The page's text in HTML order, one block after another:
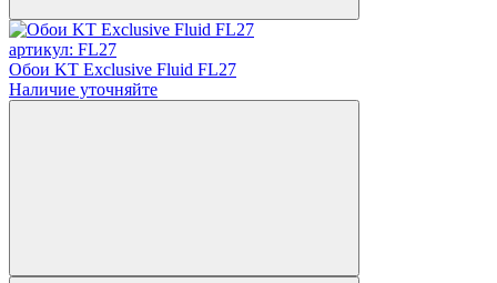
артикул: FL27
Обои KT Exclusive Fluid FL27
Наличие уточняйте